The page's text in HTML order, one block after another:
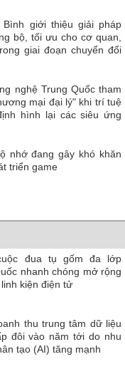
Bình giới thiệu giải pháp
bộ, tối ưu cho cơ quan,
giai đoạn chuyển đổi
nghệ Trung Quốc tham
mại đại lý" khi trí tuệ
hình lại các siêu ứng
nhớ đang gây khó khăn
triển game
đua tụ gốm đa lớp
nhanh chóng mở rộng
kiện điện tử
thu trung tâm dữ liệu
đôi vào năm tới do nhu
tạo (AI) tăng mạnh